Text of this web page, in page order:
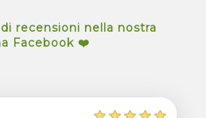
recensioni nella nostra
Facebook ❤️